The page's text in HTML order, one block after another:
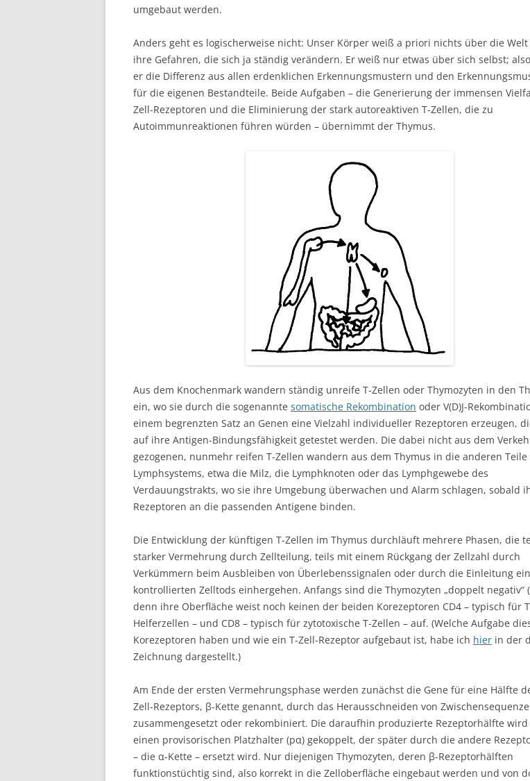
umgebaut werden.
Anders geht es logischerweise nicht: Unser Körper weiß a priori nichts über die
ihre Gefahren, die sich ja ständig verändern. Er weiß nur etwas über sich selbst;
er die Differenz aus allen erdenklichen Erkennungsmustern und den
für die eigenen Bestandteile. Beide Aufgaben – die Generierung der immensen
Zell-Rezeptoren und die Eliminierung der stark autoreaktiven T-Zellen, die zu
Autoimmunreaktionen führen würden – übernimmt der Thymus.
Aus dem Knochenmark wandern ständig unreife T-Zellen oder Thymozyten in den
ein, wo sie durch die sogenannte somatische Rekombination oder V(D)J-
einem begrenzten Satz an Genen eine Vielzahl individueller Rezeptoren erzeugen,
auf ihre Antigen-Bindungsfähigkeit getestet werden. Die dabei nicht aus dem
gezogenen, nunmehr reifen T-Zellen wandern aus dem Thymus in die anderen Teile
Lymphsystems, etwa die Milz, die Lymphknoten oder das Lymphgewebe des
Verdauungstrakts, wo sie ihre Umgebung überwachen und Alarm schlagen, sobald
Rezeptoren an die passenden Antigene binden.
Die Entwicklung der künftigen T-Zellen im Thymus durchläuft mehrere Phasen, die
starker Vermehrung durch Zellteilung, teils mit einem Rückgang der Zellzahl durch
Verkümmern beim Ausbleiben von Überlebenssignalen oder durch die Einleitung
kontrollierten Zelltods einhergehen. Anfangs sind die Thymozyten „doppelt negativ“
denn ihre Oberfläche weist noch keinen der beiden Korezeptoren CD4 – typisch für
Helferzellen – und CD8 – typisch für zytotoxische T-Zellen – auf. (Welche Aufgabe
Korezeptoren haben und wie ein T-Zell-Rezeptor aufgebaut ist, habe ich hier in der
Zeichnung dargestellt.)
Am Ende der ersten Vermehrungsphase werden zunächst die Gene für eine Hälfte
Zell-Rezeptors, β-Kette genannt, durch das Herausschneiden von
zusammengesetzt oder rekombiniert. Die daraufhin produzierte Rezeptorhälfte wird
einen provisorischen Platzhalter (pα) gekoppelt, der später durch die andere
– die α-Kette – ersetzt wird. Nur diejenigen Thymozyten, deren β-Rezeptorhälften
funktionstüchtig sind, also korrekt in die Zelloberfläche eingebaut werden und von